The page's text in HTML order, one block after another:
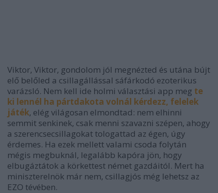
Viktor, Viktor, gondolom jól megnézted és utána bújt
elő belőled a csillagállással sáfárkodó ezoterikus
varázsló. Nem kell ide holmi választási app meg te
ki lennél ha pártdakota volnál kérdezz, felelek
játék, elég világosan elmondtad: nem elhinni
semmit senkinek, csak menni szavazni szépen, ahogy
a szerencsecsillagokat tologattad az égen, úgy
érdemes. Ha ezek mellett valami csoda folytán
mégis megbuknál, legalább kapóra jön, hogy
elbugáztátok a körkettest német gazdáitól. Mert ha
miniszterelnök már nem, csillagjós még lehetsz az
EZO tévében.